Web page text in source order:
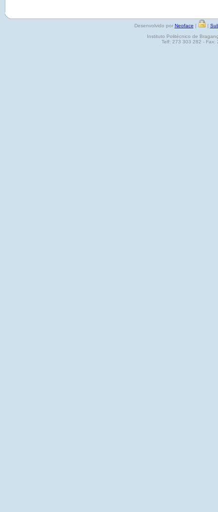
Desenvolvido por Neoface | |
Instituto Politécnico de
Telf: 273 303 282 - Fax: